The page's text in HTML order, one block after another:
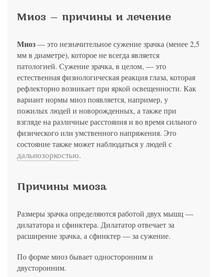
Миоз — причины и лечение
Миоз— это незначительное сужение зрачка (менее 2,5
мм в диаметре), которое не всегда является
патологией. Сужение зрачка, в целом, — это
естественная физиологическая реакция глаза, которая
рефлекторно возникает при яркой освещенности. Как
вариант нормы миоз появляется, например, у
пожилых людей и новорожденных, а также при
взгляде на различные расстояния и во время сильного
физического или умственного напряжения. Это
состояние также может наблюдаться у людей с
дальнозоркостью.
Причины миоза
Размеры зрачка определяются работой двух мышц —
дилататора и сфинктера. Дилататор отвечает за
расширение зрачка, а сфинктер — за сужение.
По форме миоз бывает односторонним и
двусторонним.
13.03.2006 №38-ФЗ на условиях и для целей, определенных
Записаться
Консультация и прием у профессора
Беликовой Е.И.
+7 991 098-78-29
Елена, персональный менеджер
политикой конфиденциальности
Записаться
13.03.2006 №38-ФЗ на условиях и для целей, определенных
политикой конфиденциальности
Нажимая на кнопку «Отправить», вы даете согласие
13.03.2006 №38-ФЗ на условиях и для целей, определенных
политикой конфиденциальности
Отправить